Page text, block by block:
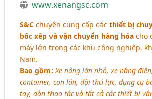
www.xenangsc.com
S&C chuyên cung cấp các thiết bị
bốc xếp và vận chuyển hàng hóa cho
máy lớn trong các khu công nghiệp,
Nam.
Bao gồm: Xe nâng lớn nhỏ, xe nâng
container, con lăn, đội thủ lực, dụng cụ
tay, dàn thao tác và tất cả các thiết bị